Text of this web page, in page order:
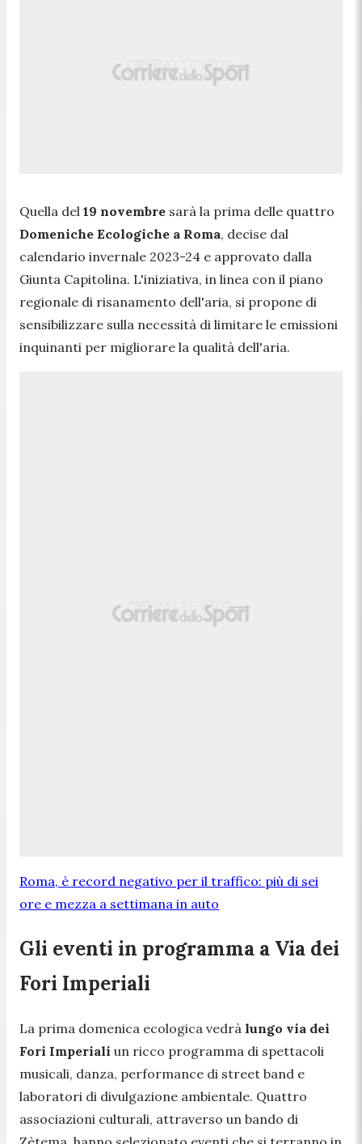
Quella del 19 novembre sarà la prima delle quattro
Domeniche Ecologiche a Roma, decise dal
calendario invernale 2023-24 e approvato dalla
Giunta Capitolina. L'iniziativa, in linea con il piano
regionale di risanamento dell'aria, si propone di
sensibilizzare sulla necessità di limitare le emissioni
inquinanti per migliorare la qualità dell'aria.
Roma, è record negativo per il traffico: più di sei
ore e mezza a settimana in auto
Gli eventi in programma a Via dei
Fori Imperiali
La prima domenica ecologica vedrà lungo via dei
Fori Imperiali un ricco programma di spettacoli
musicali, danza, performance di street band e
laboratori di divulgazione ambientale. Quattro
associazioni culturali, attraverso un bando di